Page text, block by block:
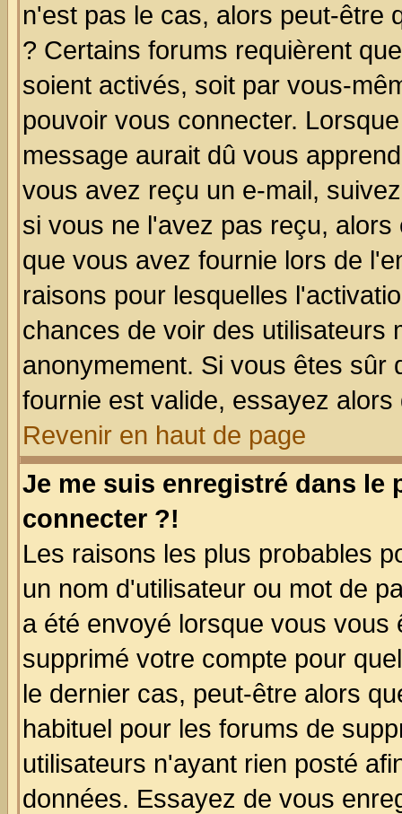
n'est pas le cas, alors peut-être
? Certains forums requièrent
soient activés, soit par vous-
pouvoir vous connecter.
message aurait dû vous
vous avez reçu un e-mail,
si vous ne l'avez pas reçu,
que vous avez fournie lors de
raisons pour lesquelles
chances de voir des utilisateurs
anonymement. Si vous êtes sûr
fournie est valide, essayez
Revenir en haut de page
Je me suis enregistré dans le
connecter ?!
Les raisons les plus probables
un nom d'utilisateur ou mot de
a été envoyé lorsque vous
supprimé votre compte pour
le dernier cas, peut-être alors
habituel pour les forums de
utilisateurs n'ayant rien posté
données. Essayez de vous